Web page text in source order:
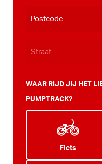
JJJJ
WAAR RIJD JIJ HET
PUMPTRACK?
Fiets